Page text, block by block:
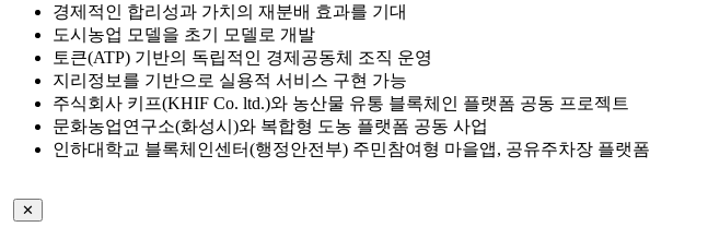
경제적인 합리성과 가치의 재분배 효과를 기대
도시농업 모델을 초기 모델로 개발
토큰(ATP) 기반의 독립적인 경제공동체 조직 운영
지리정보를 기반으로 실용적 서비스 구현 가능
주식회사 키프(KHIF Co. ltd.)와 농산물 유통 블록체인 플랫폼 공동 프로젝트
문화농업연구소(화성시)와 복합형 도농 플랫폼 공동 사업
인하대학교 블록체인센터(행정안전부) 주민참여형 마을앱, 공유주차장 플랫폼
✕